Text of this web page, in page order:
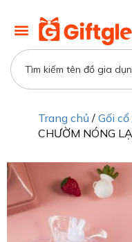
Trang chủ / Gối
CHƯỜM NÓNG